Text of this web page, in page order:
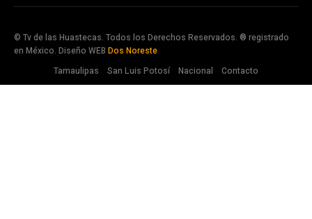
© Tv de las Huastecas. Todos los Derechos Reservados. ® registrado
en México. Diseño WEB Dos Noreste
Tamaulipas
San Luis Potosí Nacional Contacto